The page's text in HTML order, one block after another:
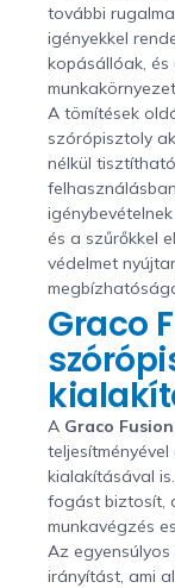
további
igényekkel
kopásállóak,
A tömítések
szórópisztoly
nélkül
és a szűrőkkel
védelmet
Graco
A Graco
teljesítményével
kialakításával
fogást biztosít,
munkavégzés
Az
irányítást, ami